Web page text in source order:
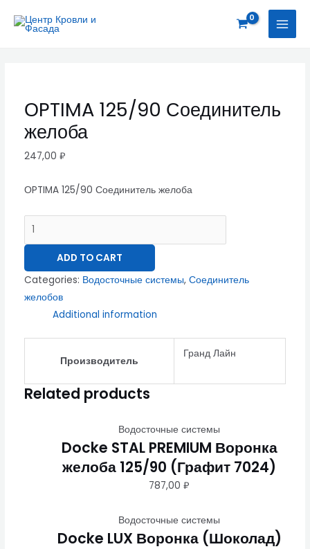
ОPTIMA 125/90 Соединитель
желоба
247,00 ₽
ОPTIMA 125/90 Соединитель желоба
125/90
ADD TO CART
Categories: Водосточные системы, Соединитель
желобов
Additional information
Производитель
Гранд Лайн
Related products
Водосточные системы
Docke STAL PREMIUM Воронка
желоба 125/90 (Графит 7024)
787,00₽
Водосточные системы
Docke LUX Воронка (Шоколад)